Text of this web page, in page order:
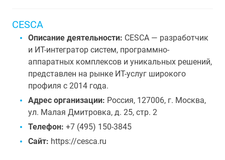
CESCA
Описание деятельности: CESCA — разработчик
и ИТ-интегратор систем, программно-
аппаратных комплексов и уникальных решений,
представлен на рынке ИТ-услуг широкого
профиля с 2014 года.
Адрес организации: Россия, 127006, г. Москва,
ул. Малая Дмитровка, д. 25, стр. 2
Телефон: +7 (495) 150-3845
Сайт: https://cesca.ru